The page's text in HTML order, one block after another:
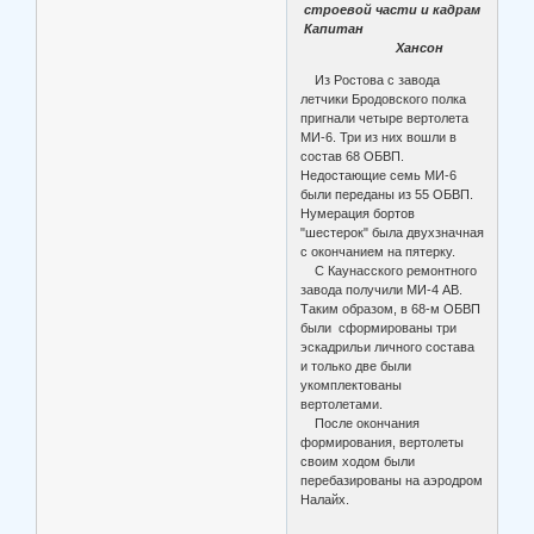
строевой части и кадрам
Капитан
Хансон
Из Ростова с завода
летчики Бродовского полка
пригнали четыре вертолета
МИ-6. Три из них вошли в
состав 68 ОБВП.
Недостающие семь МИ-6
были переданы из 55 ОБВП.
Нумерация бортов
"шестерок" была двухзначная
с окончанием на пятерку.
С Каунасского ремонтного
завода получили МИ-4 АВ.
Таким образом, в 68-м ОБВП
были сформированы три
эскадрильи личного состава
и только две были
укомплектованы
вертолетами.
После окончания
формирования, вертолеты
своим ходом были
перебазированы на аэродром
Налайх.